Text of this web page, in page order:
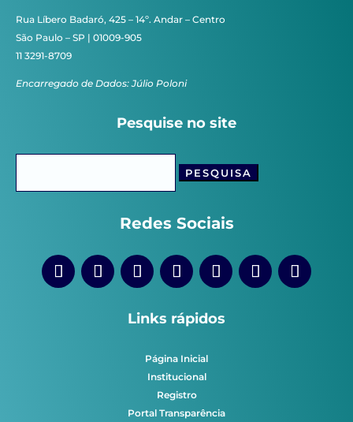
Rua Líbero Badaró, 425 – 14º. Andar – Centro
São Paulo – SP | 01009-905
11 3291-8709
Encarregado de Dados: Júlio Poloni
Pesquise no site
Redes Sociais
Links rápidos
Página Inicial
Institucional
Registro
Portal Transparência